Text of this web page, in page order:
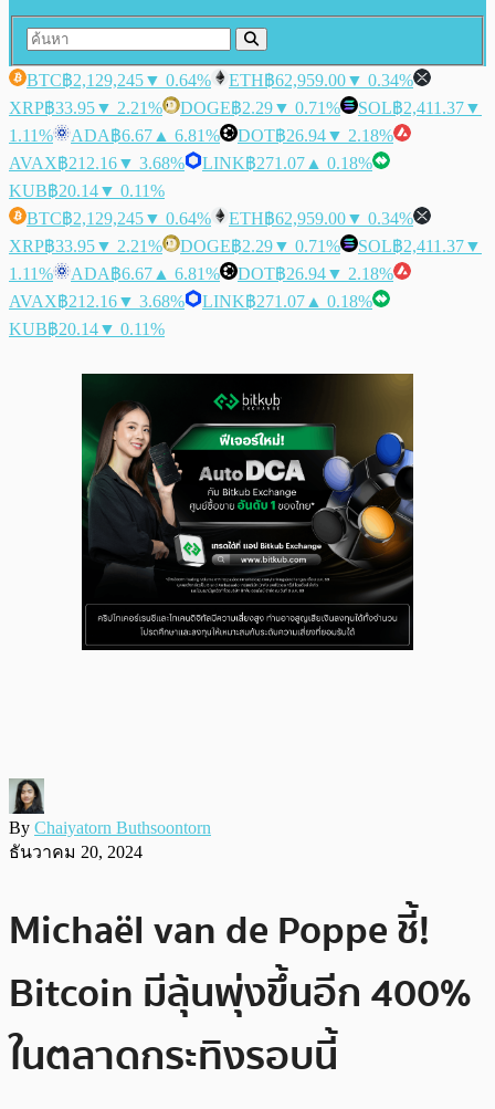
BTC฿2,129,245▼ 0.64% ETH฿62,959.00▼ 0.34%
XRP฿33.95▼ 2.21% DOGE฿2.29▼ 0.71% SOL฿2,411.37▼
1.11%
ADA฿6.67 ▲ 6.81% DOT฿26.94▼ 2.18%
AVAX฿212.16▼ 3.68% LINK฿271.07 ▲ 0.18%
KUB฿20.14▼ 0.11%
BTC฿2,129,245▼ 0.64% ETH฿62,959.00▼ 0.34%
XRP฿33.95▼ 2.21% DOGE฿2.29▼ 0.71% SOL฿2,411.37▼
1.11%
ADA฿6.67 ▲ 6.81% DOT฿26.94▼ 2.18%
AVAX฿212.16▼ 3.68% LINK฿271.07 ▲ 0.18%
KUB฿20.14▼ 0.11%
By Chaiyatorn Buthsoontorn
ธันวาคม 20, 2024
Michaël van de Poppe ชี้!
Bitcoin มีลุ้นพุ่งขึ้นอีก 400%
ในตลาดกระทิงรอบนี้